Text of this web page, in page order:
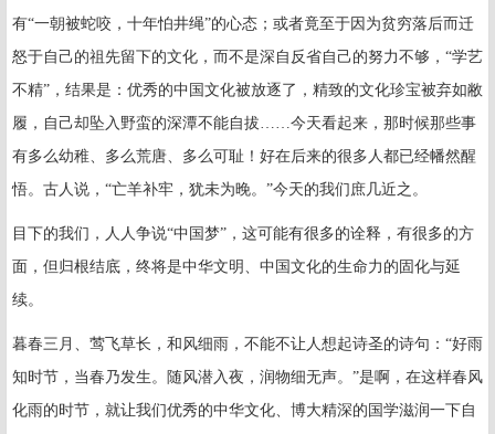
有“一朝被蛇咬，十年怕井绳”的心态；或者竟至于因为贫穷落后而迁
怒于自己的祖先留下的文化，而不是深自反省自己的努力不够，“学艺
不精”，结果是：优秀的中国文化被放逐了，精致的文化珍宝被弃如敝
履，自己却坠入野蛮的深潭不能自拔……今天看起来，那时候那些事
有多么幼稚、多么荒唐、多么可耻！好在后来的很多人都已经幡然醒
悟。古人说，“亡羊补牢，犹未为晚。”今天的我们庶几近之。
目下的我们，人人争说“中国梦”，这可能有很多的诠释，有很多的方
面，但归根结底，终将是中华文明、中国文化的生命力的固化与延
续。
暮春三月、莺飞草长，和风细雨，不能不让人想起诗圣的诗句：“好雨
知时节，当春乃发生。随风潜入夜，润物细无声。”是啊，在这样春风
化雨的时节，就让我们优秀的中华文化、博大精深的国学滋润一下自